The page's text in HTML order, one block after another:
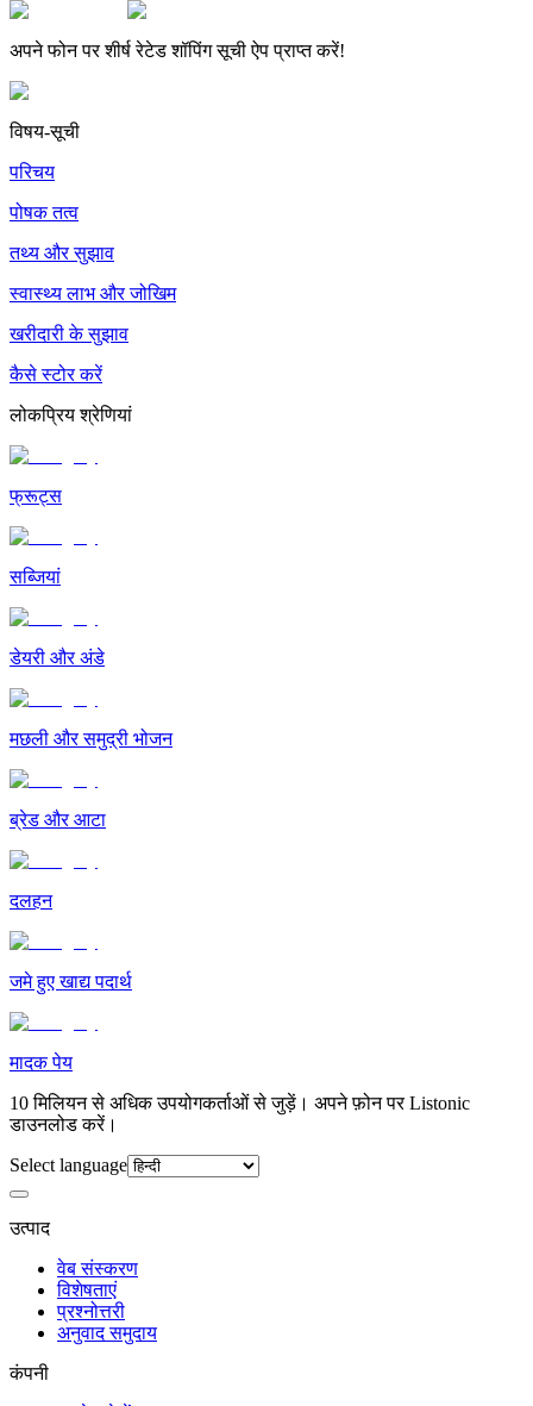
अपने फोन पर शीर्ष रेटेड शॉपिंग सूची ऐप प्राप्त करें!
विषय-सूची
परिचय
पोषक तत्व
तथ्य और सुझाव
स्वास्थ्य लाभ और जोखिम
खरीदारी के सुझाव
कैसे स्टोर करें
लोकप्रिय श्रेणियां
फ्रूट्स
सब्जियां
डेयरी और अंडे
मछली और समुद्री भोजन
ब्रेड और आटा
दलहन
जमे हुए खाद्य पदार्थ
मादक पेय
10 मिलियन से अधिक उपयोगकर्ताओं से जुड़ें। अपने फ़ोन पर Listonic
डाउनलोड करें।
Select language
उत्पाद
वेब संस्करण
विशेषताएं
प्रश्नोत्तरी
अनुवाद समुदाय
कंपनी